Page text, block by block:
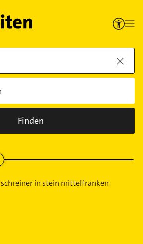
Finden